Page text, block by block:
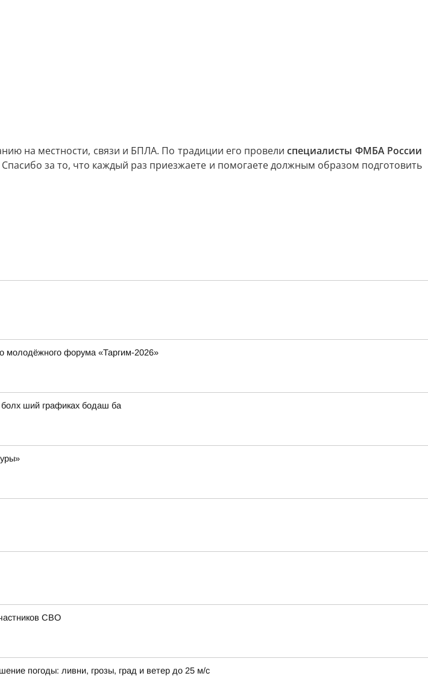
на местности, связи и БПЛА. По традиции его провелиспециалисты ФМБА России
Спасибо за то, что каждый раз приезжаете и помогаете должным образом подготовить
молодёжного форума «Таргим-2026»
болх ший графиках бодаш ба
СВО
погоды: ливни, грозы, град и ветер до 25 м/с